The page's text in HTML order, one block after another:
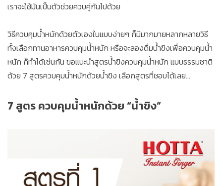
เราจะใช้มันเป็นตัวช่วยควบคู่กันไปด้วย
วิธีควบคุมน้ำหนักด้วยตัวเองในแบบง่ายๆ ก็มีมากมายหลากหลายวิธี
ทั้งเลือกทานอาหารควบคุมน้ำหนัก หรือจะลองดื่มน้ำขิงเพื่อควบคุมน้ำ
หนัก ก็ทำได้เช่นกัน ขอแนะนำสูตรน้ำขิงควบคุมน้ำหนัก แบบธรรมชาติ
ด้วย 7 สูตรควบคุมน้ำหนักด้วยน้ำขิง เลือกสูตรที่ชอบได้เลย...
7 สูตร ควบคุมน้ำหนักด้วย “น้ำขิง”